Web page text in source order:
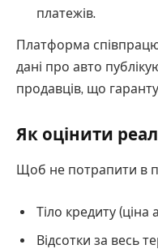
платежів.
Платформа
дані про авто
продавців, що
Як оцінити
Щоб не потрапити в
Тіло кредиту (ціна
Відсотки за весь